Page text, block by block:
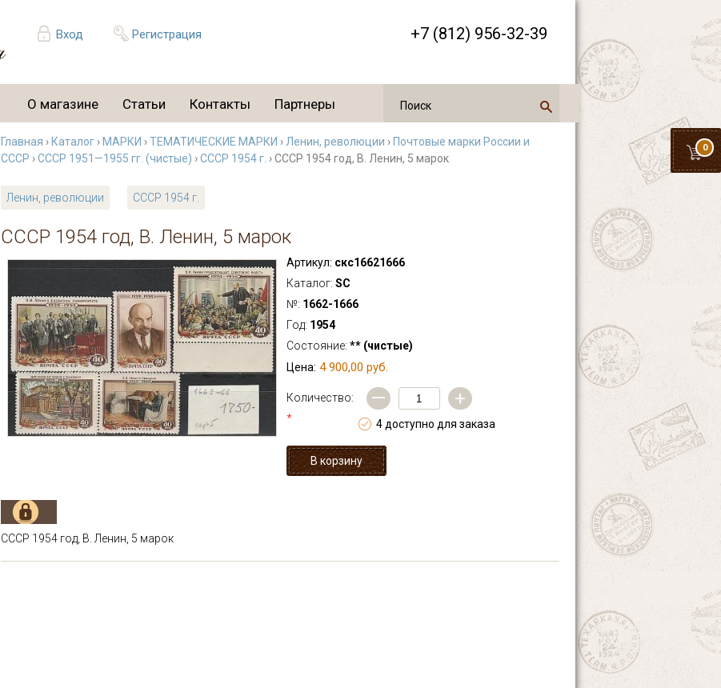
Вход Регистрация +7 (812) 956-32-39
0
О магазине Статьи Контакты Партнеры
Главная › Каталог › МАРКИ ›ТЕМАТИЧЕСКИЕ МАРКИ › Ленин, революции › Почтовые марки России и
СССР ›СССР 1951—1955 гг. (чистые) ›СССР 1954 г. › СССР 1954 год, В. Ленин, 5 марок
Ленин, революции СССР 1954 г.
СССР 1954 год, В. Ленин, 5 марок
Артикул: скс16621666
Каталог: SC
№: 1662-1666
Год: 1954
Состояние: ** (чистые)
Цена: 4 900,00 руб.
Количество:
*
— +
4 доступно для заказа
СССР 1954 год, В. Ленин, 5 марок